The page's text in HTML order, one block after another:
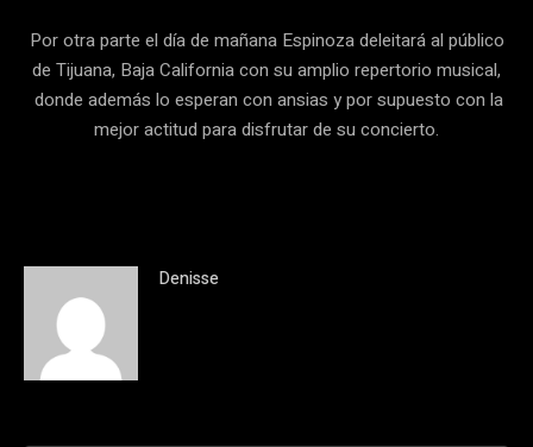
Por otra parte el día de mañana Espinoza deleitará al público
de Tijuana, Baja California con su amplio repertorio musical,
donde además lo esperan con ansias y por supuesto con la
mejor actitud para disfrutar de su concierto.
Denisse